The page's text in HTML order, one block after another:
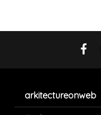
arkitectureonweb